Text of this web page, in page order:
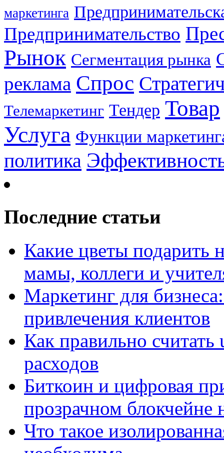
маркетинга
Предпринимательство
Рынок Сегментация рынка
реклама Спрос
Телемаркетинг Тендер Товар
Услуга Функции
политика
Последние статьи
Какие цветы подарить
мамы, коллеги и
Маркетинг для
привлечения клиентов
Как правильно
расходов
Биткоин и цифровая
прозрачном
Что такое